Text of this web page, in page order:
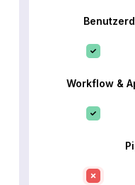
Workflow &